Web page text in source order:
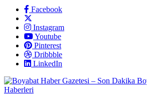
Facebook
Instagram
Youtube
Pinterest
Dribbble
LinkedIn